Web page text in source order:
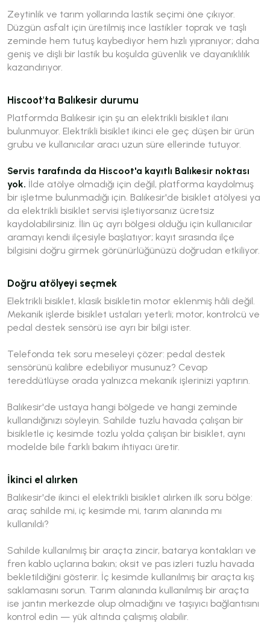
Zeytinlik ve tarım yollarında lastik seçimi öne çıkıyor.
Düzgün asfalt için üretilmiş ince lastikler toprak ve taşlı
zeminde hem tutuş kaybediyor hem hızlı yıpranıyor; daha
geniş ve dişli bir lastik bu koşulda güvenlik ve dayanıklılık
kazandırıyor.
Hiscoot'ta Balıkesir durumu
Platformda Balıkesir için şu an elektrikli bisiklet ilanı
bulunmuyor. Elektrikli bisiklet ikinci ele geç düşen bir ürün
grubu ve kullanıcılar aracı uzun süre ellerinde tutuyor.
Servis tarafında da Hiscoot'a kayıtlı Balıkesir noktası
yok. İlde atölye olmadığı için değil, platforma kaydolmuş
bir işletme bulunmadığı için. Balıkesir'de bisiklet atölyesi ya
da elektrikli bisiklet servisi işletiyorsanız ücretsiz
kaydolabilirsiniz. İlin üç ayrı bölgesi olduğu için kullanıcılar
aramayı kendi ilçesiyle başlatıyor; kayıt sırasında ilçe
bilgisini doğru girmek görünürlüğünüzü doğrudan etkiliyor.
Doğru atölyeyi seçmek
Elektrikli bisiklet, klasik bisikletin motor eklenmiş hâli değil.
Mekanik işlerde bisiklet ustaları yeterli; motor, kontrolcü ve
pedal destek sensörü ise ayrı bir bilgi ister.
Telefonda tek soru meseleyi çözer: pedal destek
sensörünü kalibre edebiliyor musunuz? Cevap
tereddütlüyse orada yalnızca mekanik işlerinizi yaptırın.
Balıkesir'de ustaya hangi bölgede ve hangi zeminde
kullandığınızı söyleyin. Sahilde tuzlu havada çalışan bir
bisikletle iç kesimde tozlu yolda çalışan bir bisiklet, aynı
modelde bile farklı bakım ihtiyacı üretir.
İkinci el alırken
Balıkesir'de ikinci el elektrikli bisiklet alırken ilk soru bölge:
araç sahilde mi, iç kesimde mi, tarım alanında mı
kullanıldı?
Sahilde kullanılmış bir araçta zincir, batarya kontakları ve
fren kablo uçlarına bakın; oksit ve pas izleri tuzlu havada
bekletildiğini gösterir. İç kesimde kullanılmış bir araçta kış
saklamasını sorun. Tarım alanında kullanılmış bir araçta
ise jantın merkezde olup olmadığını ve taşıyıcı bağlantısını
kontrol edin — yük altında çalışmış olabilir.